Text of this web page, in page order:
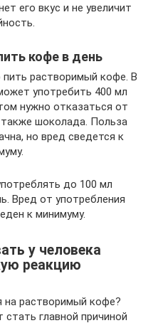
его вкус и не увеличит
кофе в день
пить растворимый кофе. В
употребить 400 мл
нужно отказаться от
также шоколада. Польза
но вред сведется к
до 100 мл
Вред от употребления
к минимуму.
у человека
реакцию
растворимый кофе?
главной причиной